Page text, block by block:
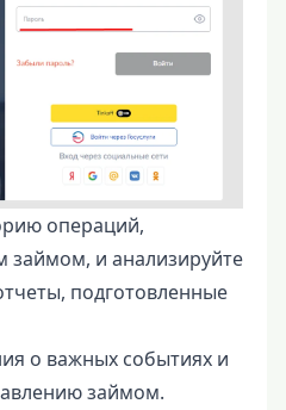
операций,
и анализируйте
подготовленные
о важных событиях и
займом.